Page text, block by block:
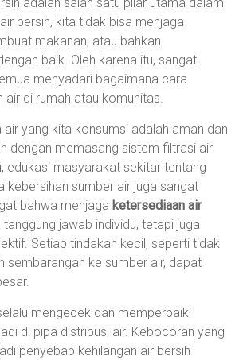
bersih, kita tidak bisa menjaga
makanan, atau bahkan
baik. Oleh karena itu, sangat
menyadari bagaimana cara
di rumah atau komunitas.
yang kita konsumsi adalah aman dan
dengan memasang sistem filtrasi air
edukasi masyarakat sekitar tentang
kebersihan sumber air juga sangat
bahwa menjaga ketersediaan air
tanggung jawab individu, tetapi juga
Setiap tindakan kecil, seperti tidak
sembarangan ke sumber air, dapat
mengecek dan memperbaiki
di pipa distribusi air. Kebocoran yang
penyebab kehilangan air bersih